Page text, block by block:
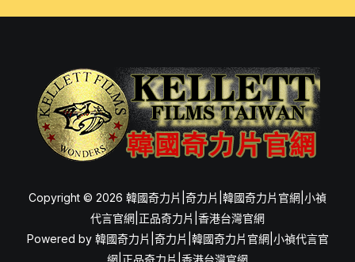
Copyright © 2026 韓國奇力片|奇力片|韓國奇力片官網|小禎
代言官網|正品奇力片|香港台灣官網
Powered by 韓國奇力片|奇力片|韓國奇力片官網|小禎代言官